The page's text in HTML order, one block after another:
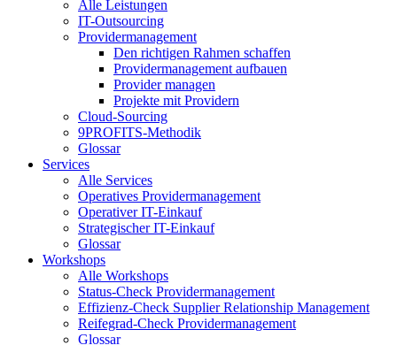
Alle Leistungen
IT-Outsourcing
Providermanagement
Den richtigen Rahmen schaffen
Providermanagement aufbauen
Provider managen
Projekte mit Providern
Cloud-Sourcing
9PROFITS-Methodik
Glossar
Services
Alle Services
Operatives Providermanagement
Operativer IT-Einkauf
Strategischer IT-Einkauf
Glossar
Workshops
Alle Workshops
Status-Check Providermanagement
Effizienz-Check Supplier Relationship Management
Reifegrad-Check Providermanagement
Glossar